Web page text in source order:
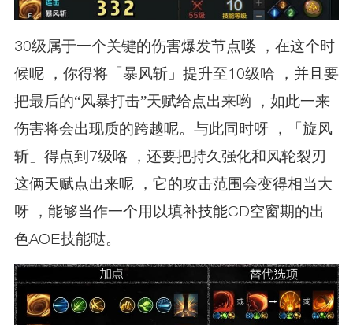
30级属于一个关键的伤害爆发节点喽 ，在这个时
候呢 ，你得将「暴风斩」提升至10级哈 ，并且要
把最后的“风暴打击”天赋给点出来哟 ，如此一来
伤害将会出现质的跨越呢。与此同时呀 ，「旋风
斩」得点到7级咯 ，还要把持久强化和风轮裂刃
这俩天赋点出来呢 ，它的攻击范围会变得相当大
呀 ，能够当作一个用以填补技能CD空窗期的出
色AOE技能哒。